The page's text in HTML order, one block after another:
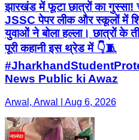
झारखंड में फूटा छात्रों का गुस्सा!
JSSC पेपर लीक और स्कूलों में
युवाओं ने बोला हल्ला। छात्रों के
पूरी कहानी इस थ्रेड में 👇🧵
News Public ki Awaz
Arwal, Arwal | Aug 6, 2026